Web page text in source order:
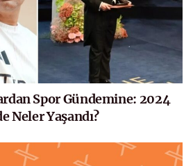
Spor Gündemine: 2024
Neler Yaşandı?